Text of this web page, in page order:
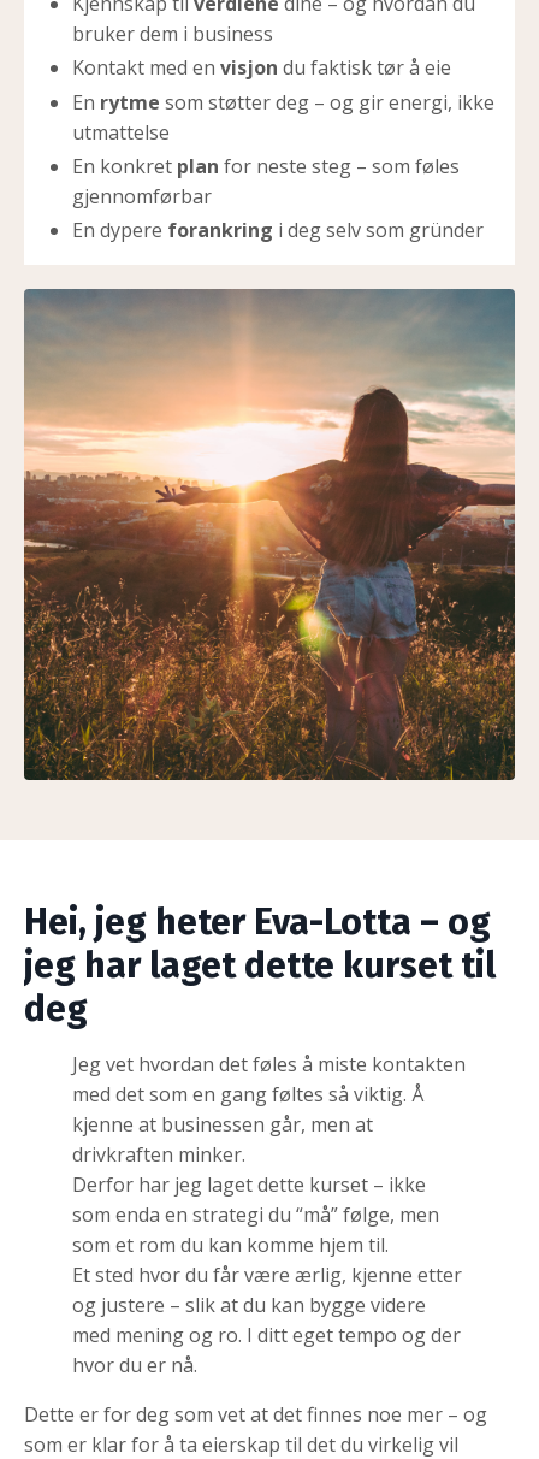
bruker dem i business
Kontakt med en visjon du faktisk tør å eie
En rytme som støtter deg – og gir energi, ikke
utmattelse
En konkret plan for neste steg – som føles
gjennomførbar
En dypere forankring i deg selv som gründer
Hei, jeg heter Eva-Lotta – og
jeg har laget dette kurset til
deg
Jeg vet hvordan det føles å miste kontakten
med det som en gang føltes så viktig. Å
kjenne at businessen går, men at
drivkraften minker.
Derfor har jeg laget dette kurset – ikke
som enda en strategi du “må” følge, men
som et rom du kan komme hjem til.
Et sted hvor du får være ærlig, kjenne etter
og justere – slik at du kan bygge videre
med mening og ro. I ditt eget tempo og der
hvor du er nå.
Dette er for deg som vet at det finnes noe mer – og
som er klar for å ta eierskap til det du virkelig vil